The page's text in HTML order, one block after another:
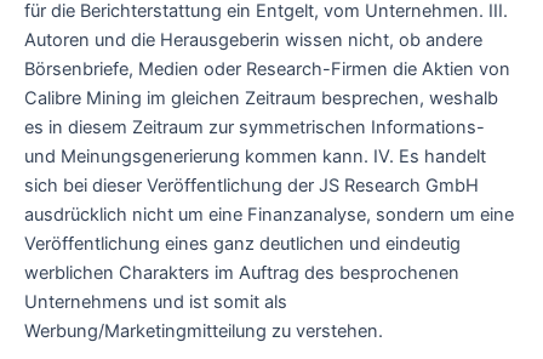
für die Berichterstattung ein Entgelt, vom Unternehmen. III.
Autoren und die Herausgeberin wissen nicht, ob andere
Börsenbriefe, Medien oder Research-Firmen die Aktien von
Calibre Mining im gleichen Zeitraum besprechen, weshalb
es in diesem Zeitraum zur symmetrischen Informations-
und Meinungsgenerierung kommen kann. IV. Es handelt
sich bei dieser Veröffentlichung der JS Research GmbH
ausdrücklich nicht um eine Finanzanalyse, sondern um eine
Veröffentlichung eines ganz deutlichen und eindeutig
werblichen Charakters im Auftrag des besprochenen
Unternehmens und ist somit als
Werbung/Marketingmitteilung zu verstehen.